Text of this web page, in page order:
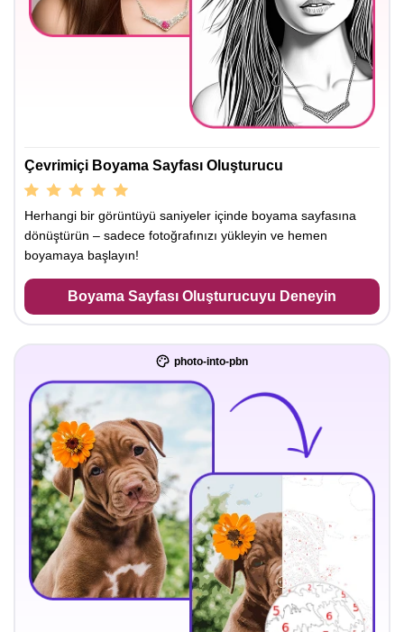
Çevrimiçi Boyama Sayfası Oluşturucu
Herhangi bir görüntüyü saniyeler içinde boyama sayfasına
dönüştürün – sadece fotoğrafınızı yükleyin ve hemen
boyamaya başlayın!
Boyama Sayfası Oluşturucuyu Deneyin
photo-into-pbn